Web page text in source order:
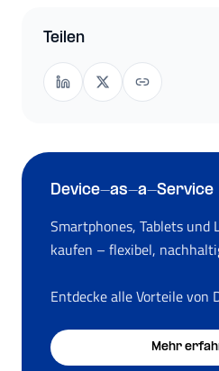
Teilen
Device-as-a-Service
Smartphones, Tablets
kaufen – flexibel,
Entdecke alle Vorteile von
Mehr